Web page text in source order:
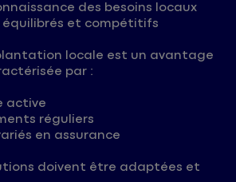
des besoins locaux
et compétitifs
locale est un avantage
par :
active
réguliers
en assurance
doivent être adaptées et